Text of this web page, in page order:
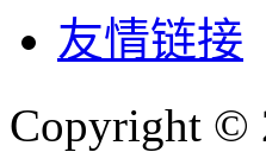
友情链接
Copyright ©